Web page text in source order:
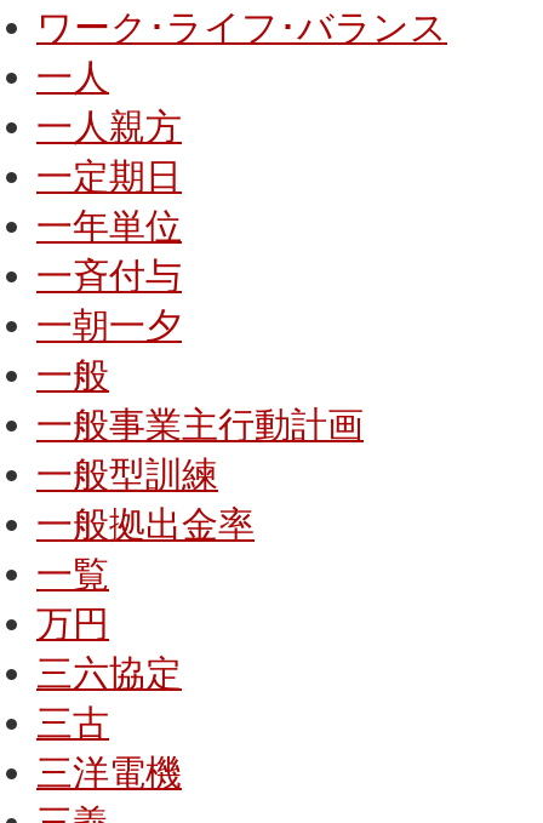
ワーク･ライフ･バランス
一人
一人親方
一定期日
一年単位
一斉付与
一朝一夕
一般
一般事業主行動計画
一般型訓練
一般拠出金率
一覧
万円
三六協定
三古
三洋電機